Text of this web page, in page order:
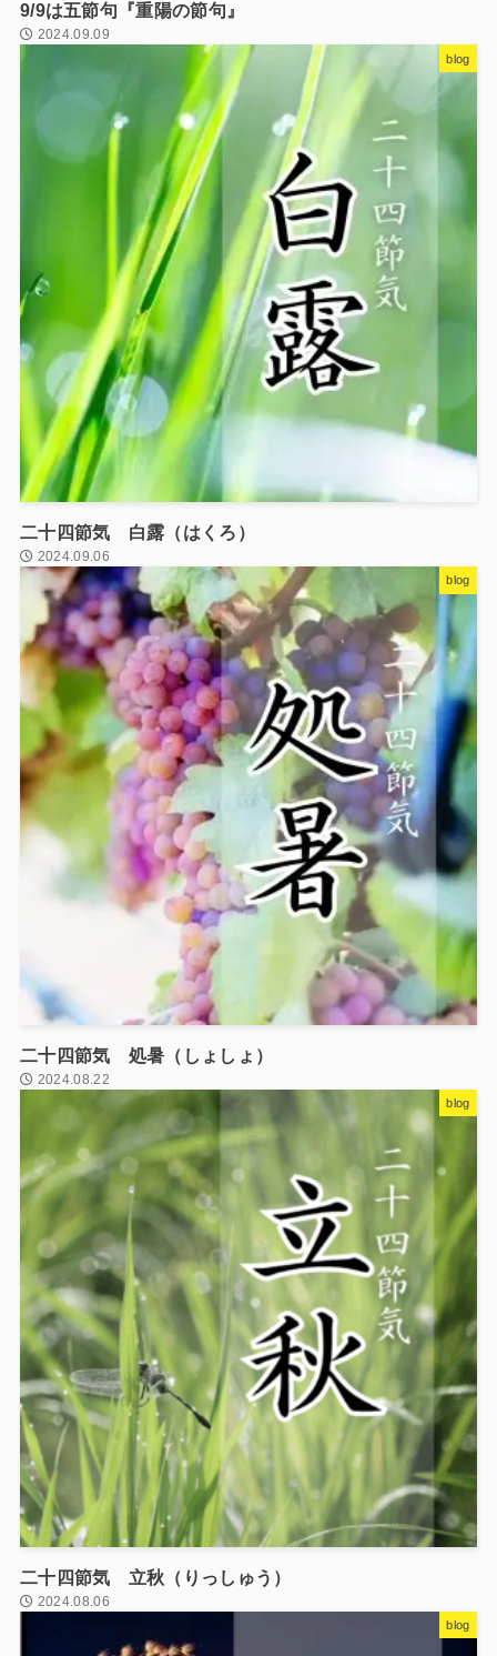
9/9は五節句『重陽の節句』
2024.09.09
blog
二十四節気 白露（はくろ）
2024.09.06
blog
二十四節気 処暑（しょしょ）
2024.08.22
blog
二十四節気 立秋（りっしゅう）
2024.08.06
blog